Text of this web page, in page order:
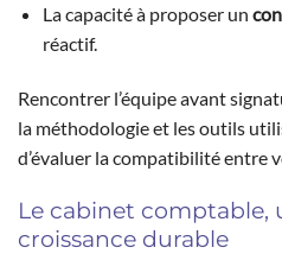
La capacité à proposer un
réactif.
Rencontrer l’équipe avant
la méthodologie et les outils
d’évaluer la compatibilité entre
Le cabinet comptable,
croissance durable